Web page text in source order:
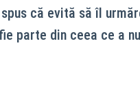
că evită să îl
parte din ceea ce a